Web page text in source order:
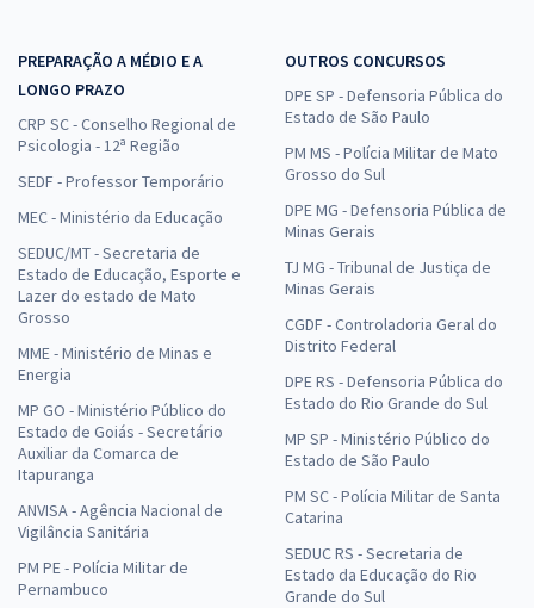
PREPARAÇÃO A MÉDIO E A
LONGO PRAZO
CRP SC - Conselho Regional de
Psicologia - 12ª Região
SEDF - Professor Temporário
MEC - Ministério da Educação
SEDUC/MT - Secretaria de
Estado de Educação, Esporte e
Lazer do estado de Mato
Grosso
MME - Ministério de Minas e
Energia
MP GO - Ministério Público do
Estado de Goiás - Secretário
Auxiliar da Comarca de
Itapuranga
ANVISA - Agência Nacional de
Vigilância Sanitária
PM PE - Polícia Militar de
Pernambuco
OUTROS CONCURSOS
DPE SP - Defensoria Pública do
Estado de São Paulo
PM MS - Polícia Militar de Mato
Grosso do Sul
DPE MG - Defensoria Pública de
Minas Gerais
TJ MG - Tribunal de Justiça de
Minas Gerais
CGDF - Controladoria Geral do
Distrito Federal
DPE RS - Defensoria Pública do
Estado do Rio Grande do Sul
MP SP - Ministério Público do
Estado de São Paulo
PM SC - Polícia Militar de Santa
Catarina
SEDUC RS - Secretaria de
Estado da Educação do Rio
Grande do Sul